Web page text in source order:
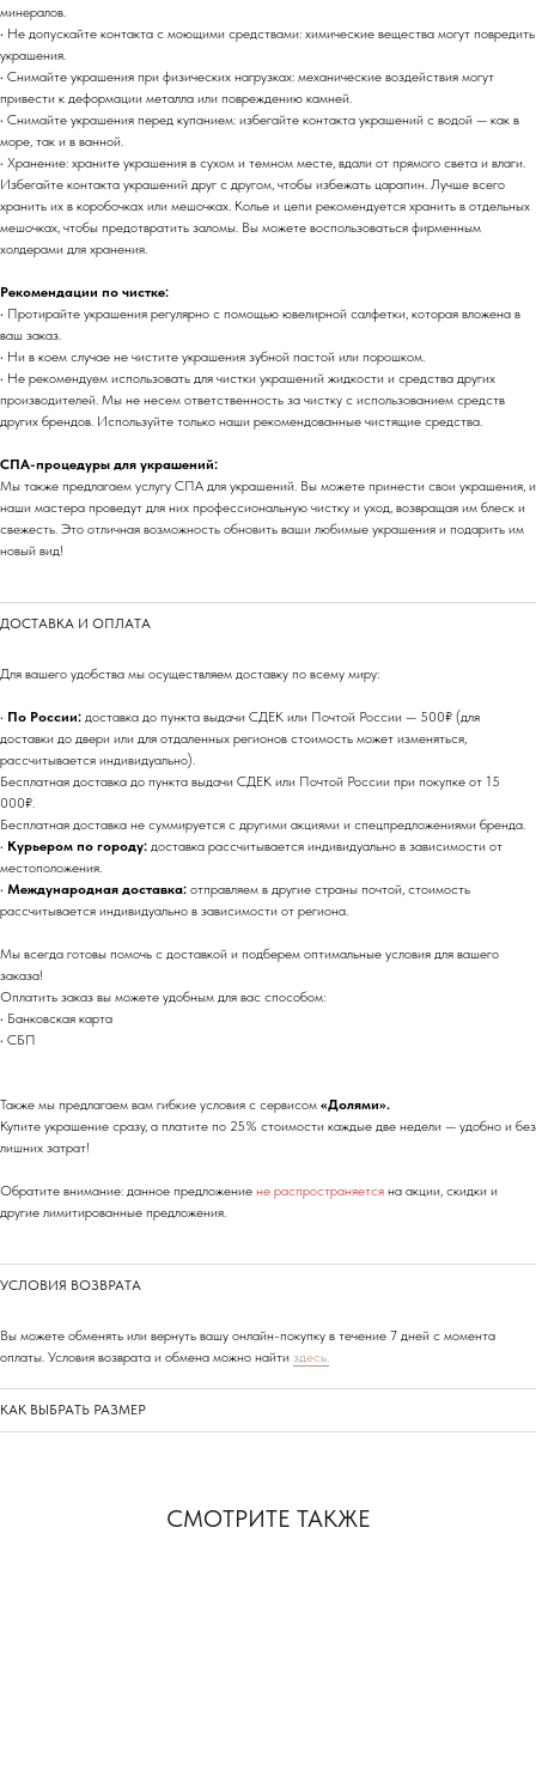
минералов.
• Не допускайте контакта с моющими средствами: химические вещества могут повредить
украшения.
• Снимайте украшения при физических нагрузках: механические воздействия могут
привести к деформации металла или повреждению камней.
• Снимайте украшения перед купанием: избегайте контакта украшений с водой — как в
море, так и в ванной.
• Хранение: храните украшения в сухом и темном месте, вдали от прямого света и влаги.
Избегайте контакта украшений друг с другом, чтобы избежать царапин. Лучше всего
хранить их в коробочках или мешочках. Колье и цепи рекомендуется хранить в отдельных
мешочках, чтобы предотвратить заломы. Вы можете воспользоваться фирменным
холдерами для хранения.
Рекомендации по чистке:
• Протирайте украшения регулярно с помощью ювелирной салфетки, которая вложена в
ваш заказ.
• Ни в коем случае не чистите украшения зубной пастой или порошком.
• Не рекомендуем использовать для чистки украшений жидкости и средства других
производителей. Мы не несем ответственность за чистку с использованием средств
других брендов. Используйте только наши рекомендованные чистящие средства.
СПА-процедуры для украшений:
Мы также предлагаем услугу СПА для украшений. Вы можете принести свои украшения, и
наши мастера проведут для них профессиональную чистку и уход, возвращая им блеск и
свежесть. Это отличная возможность обновить ваши любимые украшения и подарить им
новый вид!
ДОСТАВКА И ОПЛАТА
Для вашего удобства мы осуществляем доставку по всему миру:
• По России: доставка до пункта выдачи СДЕК или Почтой России — 500₽ (для
доставки до двери или для отдаленных регионов стоимость может изменяться,
рассчитывается индивидуально).
Бесплатная доставка до пункта выдачи СДЕК или Почтой России при покупке от 15
000₽.
Бесплатная доставка не суммируется с другими акциями и спецпредложениями бренда.
• Курьером по городу: доставка рассчитывается индивидуально в зависимости от
местоположения.
• Международная доставка: отправляем в другие страны почтой, стоимость
рассчитывается индивидуально в зависимости от региона.
Мы всегда готовы помочь с доставкой и подберем оптимальные условия для вашего
заказа!
Оплатить заказ вы можете удобным для вас способом:
• Банковская карта
• СБП
Также мы предлагаем вам гибкие условия с сервисом «Долями».
Купите украшение сразу, а платите по 25% стоимости каждые две недели — удобно и без
лишних затрат!
Обратите внимание: данное предложение не распространяется на акции, скидки и
другие лимитированные предложения.
УСЛОВИЯ ВОЗВРАТА
Вы можете обменять или вернуть вашу онлайн-покупку в течение 7 дней с момента
оплаты. Условия возврата и обмена можно найти здесь.
КАК ВЫБРАТЬ РАЗМЕР
СМОТРИТЕ ТАКЖЕ
АДРЕСА НАШИХ
МАГАЗИНОВ